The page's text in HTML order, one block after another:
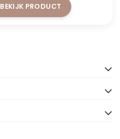
BEKIJK PRODUCT